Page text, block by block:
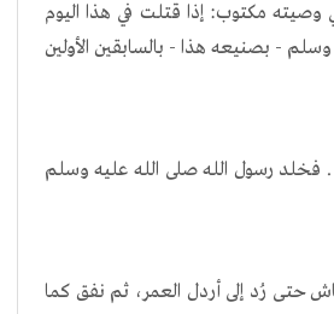
مكتوب: إذا قتلت في هذا اليوم
- بصنيعه هذا - بالسابقين الأولين
فخلد رسول الله صلى الله عليه وسلم
حتى رُد إلى أردل العمر، ثم نفق كما